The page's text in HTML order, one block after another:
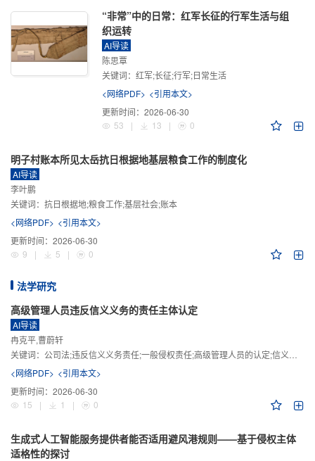
“非常”中的日常：红军长征的行军生活与组
织运转
AI导读
陈思覃
关键词： 红军;长征;行军;日常生活
<网络PDF> <引用本文>
更新时间： 2026-06-30
53
| 13 | 0
明子村账本所见太岳抗日根据地基层粮食工作的制度化
AI导读
李叶鹏
关键词： 抗日根据地;粮食工作;基层社会;账本
<网络PDF> <引用本文>
更新时间： 2026-06-30
9
| 5 | 0
法学研究
高级管理人员违反信义义务的责任主体认定
AI导读
冉克平,曹蔚轩
关键词： 公司法;违反信义义务责任;一般侵权责任;高级管理人员的认定;信义义务
<网络PDF> <引用本文>
更新时间： 2026-06-30
15
| 1 | 0
生成式人工智能服务提供者能否适用避风港规则——基于侵权主体
适格性的探讨